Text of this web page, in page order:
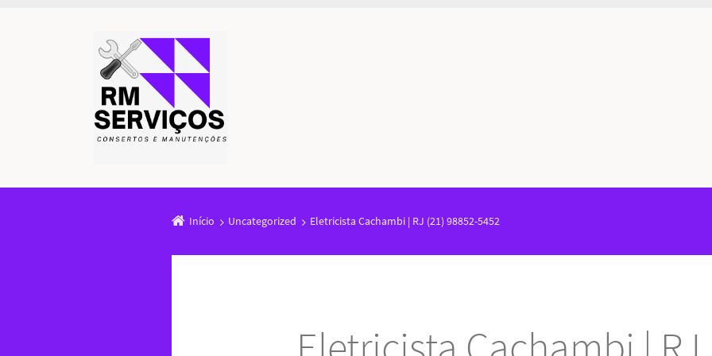
Início Uncategorized Eletricista Cachambi | RJ (21) 98852-5452